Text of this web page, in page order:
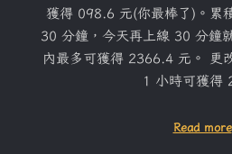
獲得 098.6 元(你最棒了)。累
30 分鐘，今天再上線 30 分鐘
內最多可獲得 2366.4 元。 更
1 小時可獲得
Read more